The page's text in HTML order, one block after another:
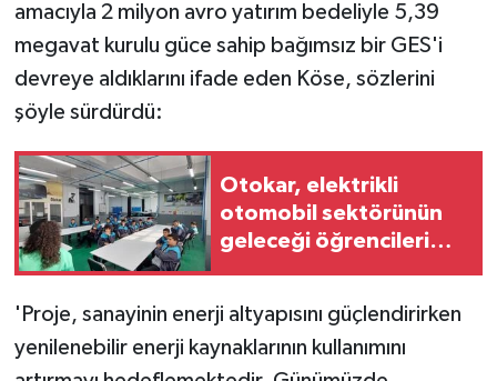
amacıyla 2 milyon avro yatırım bedeliyle 5,39
megavat kurulu güce sahip bağımsız bir GES'i
devreye aldıklarını ifade eden Köse, sözlerini
şöyle sürdürdü:
Otokar, elektrikli
otomobil sektörünün
geleceği öğrencileri
'Proje, sanayinin enerji altyapısını güçlendirirken
yenilenebilir enerji kaynaklarının kullanımını